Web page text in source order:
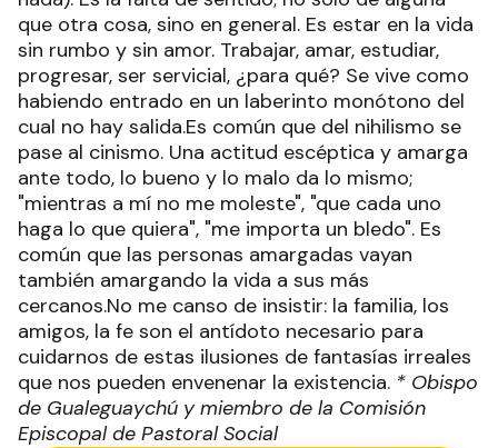
que otra cosa, sino en general. Es estar en la vida
sin rumbo y sin amor. Trabajar, amar, estudiar,
progresar, ser servicial, ¿para qué? Se vive como
habiendo entrado en un laberinto monótono del
cual no hay salida.Es común que del nihilismo se
pase al cinismo. Una actitud escéptica y amarga
ante todo, lo bueno y lo malo da lo mismo;
"mientras a mí no me moleste", "que cada uno
haga lo que quiera", "me importa un bledo". Es
común que las personas amargadas vayan
también amargando la vida a sus más
cercanos.No me canso de insistir: la familia, los
amigos, la fe son el antídoto necesario para
cuidarnos de estas ilusiones de fantasías irreales
que nos pueden envenenar la existencia. * Obispo
de Gualeguaychú y miembro de la Comisión
Episcopal de Pastoral Social